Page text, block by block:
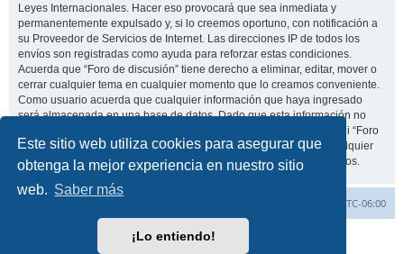
Este sitio web utiliza cookies para asegurar que
obtenga la mejor experiencia en nuestro sitio
web. Saber más
¡Lo entiendo!
Leyes Internacionales. Hacer eso provocará que sea inmediata y
permanentemente expulsado y, si lo creemos oportuno, con notificación a
su Proveedor de Servicios de Internet. Las direcciones IP de todos los
envíos son registradas como ayuda para reforzar estas condiciones.
Acuerda que “Foro de discusión” tiene derecho a eliminar, editar, mover o
cerrar cualquier tema en cualquier momento que lo creamos conveniente.
Como usuario acuerda que cualquier información que haya ingresado
será almacenada en una base de datos. Dado que esta información no
será compartida con ninguna tercera parte sin su consentimiento, ni “Foro
de discusión” ni phpBB podrán considerarse responsables por cualquier
intento de hacking que conlleve a que los datos sean comprometidos.
UTC-06:00
Desarrollado porphpBB® Forum Software © phpBB Limited